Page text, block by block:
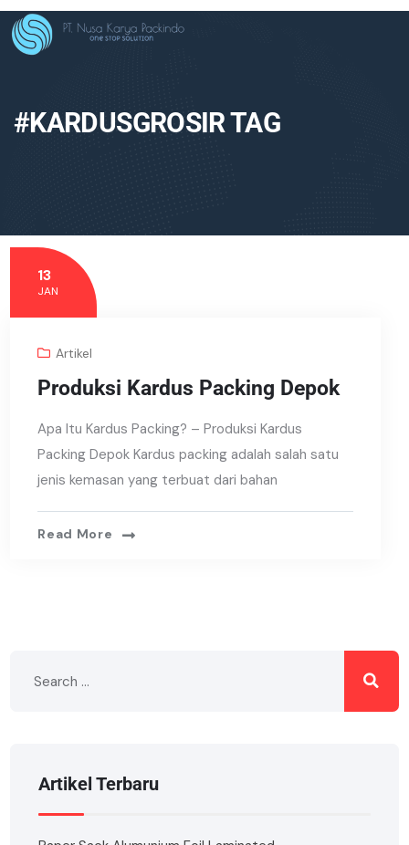
#KARDUSGROSIR TAG
13
JAN
Artikel
Produksi Kardus Packing Depok
Apa Itu Kardus Packing? – Produksi Kardus
Packing Depok Kardus packing adalah salah satu
jenis kemasan yang terbuat dari bahan
Read More
Artikel Terbaru